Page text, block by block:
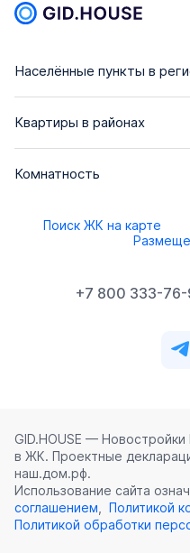
Населённые пункты в
Квартиры в районах
Комнатность
Поиск ЖК на карте
+7 800 333-76-
GID.HOUSE —
в ЖК. Проектные
наш.дом.рф.
Использование сайта
соглашением
Политикой
Политикой обработки